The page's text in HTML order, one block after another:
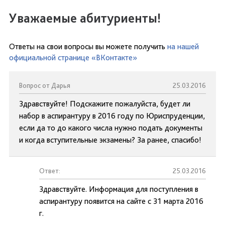
Уважаемые абитуриенты!
Ответы на свои вопросы вы можете получить на нашей
официальной странице «ВКонтакте»
Вопрос от Дарья 25.03.2016
Здравствуйте! Подскажите пожалуйста, будет ли
набор в аспирантуру в 2016 году по Юриспруденции,
если да то до какого числа нужно подать документы
и когда вступительные экзамены? За ранее, спасибо!
Ответ: 25.03.2016
Здравствуйте. Информация для поступления в
аспирантуру появится на сайте с 31 марта 2016
г.